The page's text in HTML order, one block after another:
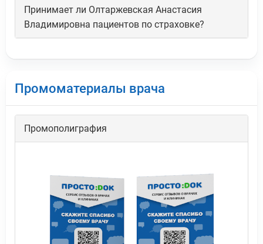
Принимает ли Олтаржевская Анастасия
Владимировна пациентов по страховке?
Промоматериалы врача
Промополиграфия